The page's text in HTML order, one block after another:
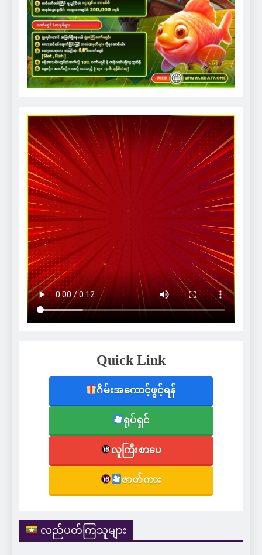
Quick Link
ဂိမ်းအကောင့်ဖွင့်ရန်
ရုပ်ရှင်
လူကြီးစာပေ
ဇာတ်ကား
လည်ပတ်ကြသူများ